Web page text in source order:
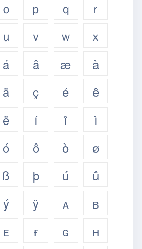
ｏ ｐ ｑ
ｒ
ｕ ｖ ｗ
ｘ
á â æ
à
ä ç é
ê
ë í î
ì
ó ô ò
ø
ß þ ú
û
ý ÿ ᴀ
ʙ
ᴇ ғ ɢ
ʜ